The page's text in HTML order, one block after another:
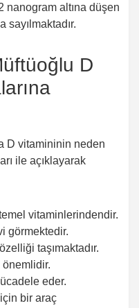
nanogram altına düşen
sayılmaktadır.
D
D vitamininin neden
ile açıklayarak
vitaminlerindendir.
görmektedir.
taşımaktadır.
önemlidir.
eder.
bir araç